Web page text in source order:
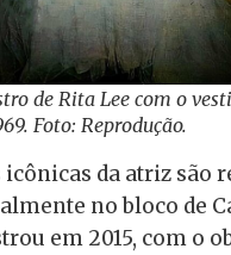
de Rita Lee com o
Foto: Reprodução.
da atriz são
no bloco de
em 2015, com o